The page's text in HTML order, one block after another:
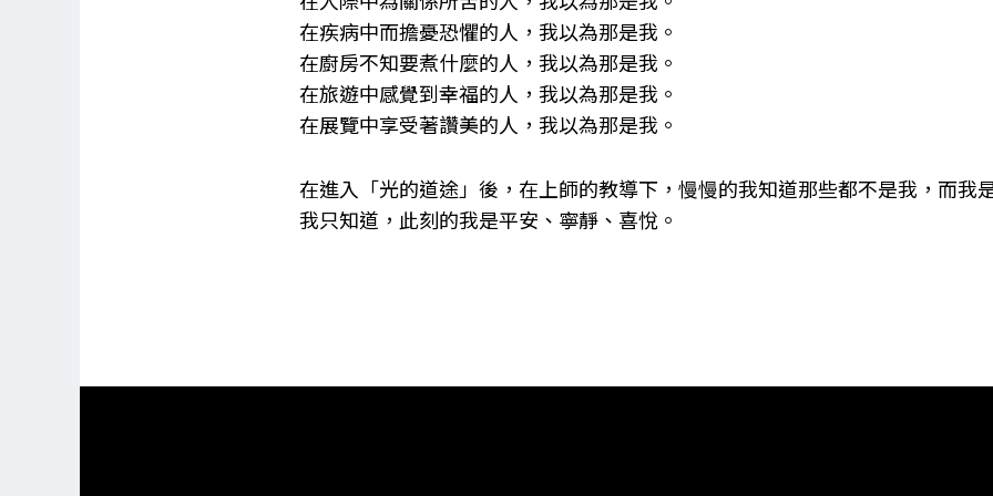
在疾病中而擔憂恐懼的人，我以為那是我。
在廚房不知要煮什麼的人，我以為那是我。
在旅遊中感覺到幸福的人，我以為那是我。
在展覽中享受著讚美的人，我以為那是我。
在進入「光的道途」後，在上師的教導下，慢慢的我知道那些都不是我，而我
我只知道，此刻的我是平安、寧靜、喜悅。